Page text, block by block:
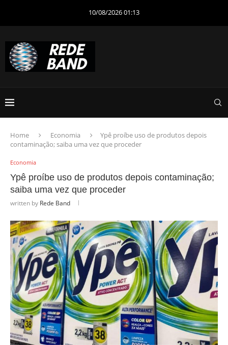
10/08/2026 01:13
Home Economia
Ypê proíbe uso de produtos depois
contaminação; saiba uma vez que proceder
Economia
Ypê proíbe uso de produtos depois contaminação;
saiba uma vez que proceder
written by Rede Band